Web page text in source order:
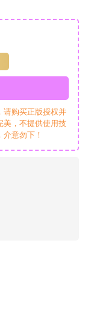
请购买正版授权并
美，不提供使用技
意勿下！